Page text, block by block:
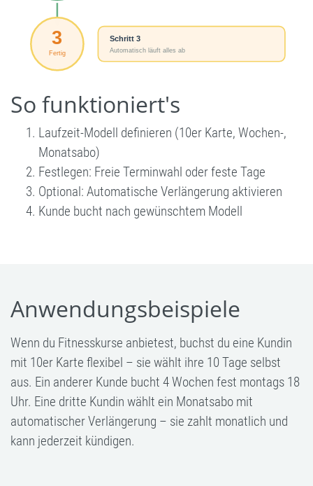
So funktioniert's
Laufzeit-Modell definieren (10er Karte, Wochen-,
Monatsabo)
Festlegen: Freie Terminwahl oder feste Tage
Optional: Automatische Verlängerung aktivieren
Kunde bucht nach gewünschtem Modell
Anwendungsbeispiele
Wenn du Fitnesskurse anbietest, buchst du eine Kundin
mit 10er Karte flexibel – sie wählt ihre 10 Tage selbst
aus. Ein anderer Kunde bucht 4 Wochen fest montags 18
Uhr. Eine dritte Kundin wählt ein Monatsabo mit
automatischer Verlängerung – sie zahlt monatlich und
kann jederzeit kündigen.